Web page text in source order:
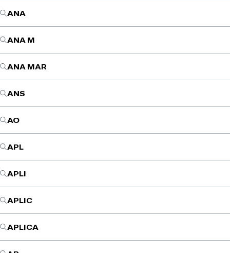
ANA
ANA M
ANA MAR
ANS
AO
APL
APLI
APLIC
APLICA